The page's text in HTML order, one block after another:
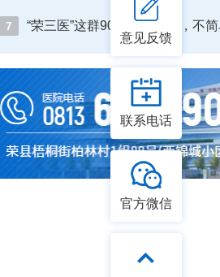
7 “荣三医”这群90后宝妈医生，不
意见反馈
联系电话
官方微信